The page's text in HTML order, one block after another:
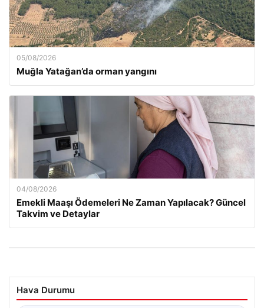
05/08/2026
Muğla Yatağan’da orman yangını
04/08/2026
Emekli Maaşı Ödemeleri Ne Zaman Yapılacak? Güncel
Takvim ve Detaylar
Hava Durumu